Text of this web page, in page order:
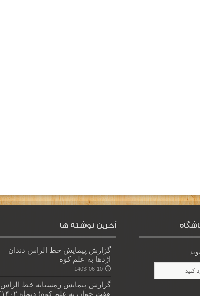
آخرین نوشته ها
گزارش پیمایش خط الراس دندان
اژدها به علم کوه
1403-06-10
گزارش پیمایش زمستانه خط الراس
هفت خوان به علم کوه( دیماه ۱۴۰۲)